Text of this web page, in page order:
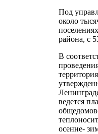
Под
около
района, с
В
ведется
осенне-